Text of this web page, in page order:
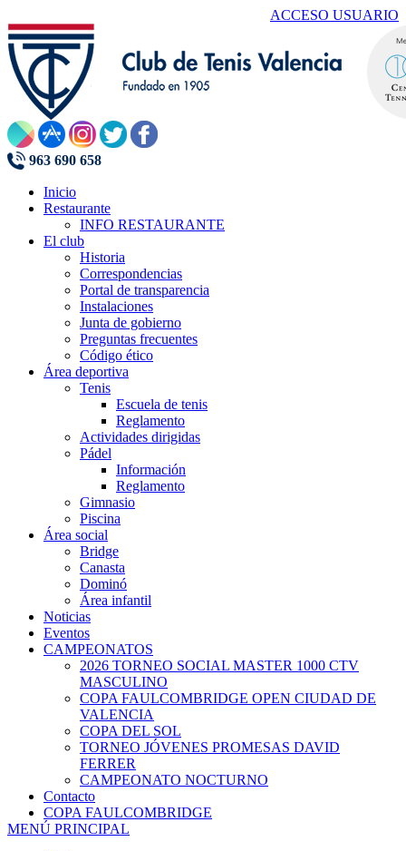
ACCESO USUARIO
963 690 658
Inicio
Restaurante
INFO RESTAURANTE
El club
Historia
Correspondencias
Portal de transparencia
Instalaciones
Junta de gobierno
Preguntas frecuentes
Código ético
Área deportiva
Tenis
Escuela de tenis
Reglamento
Actividades dirigidas
Pádel
Información
Reglamento
Gimnasio
Piscina
Área social
Bridge
Canasta
Dominó
Área infantil
Noticias
Eventos
CAMPEONATOS
2026 TORNEO SOCIAL MASTER 1000 CTV
MASCULINO
COPA FAULCOMBRIDGE OPEN CIUDAD DE
VALENCIA
COPA DEL SOL
TORNEO JÓVENES PROMESAS DAVID
FERRER
CAMPEONATO NOCTURNO
Contacto
COPA FAULCOMBRIDGE
MENÚ PRINCIPAL